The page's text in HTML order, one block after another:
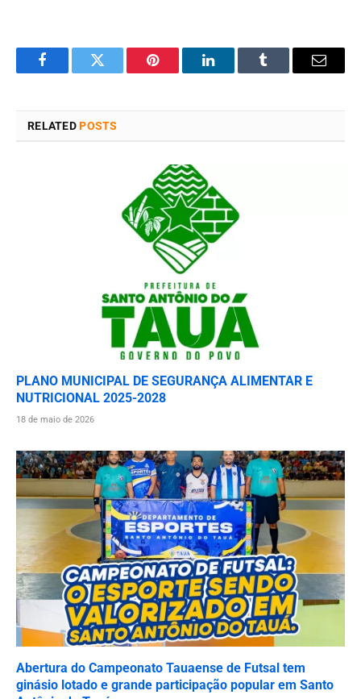
FacebookTwitter Pinterest LinkedInTumblr Email
RELATEDPOSTS
PLANO MUNICIPAL DE SEGURANÇA ALIMENTAR E
NUTRICIONAL 2025-2028
18 de maio de 2026
Abertura do Campeonato Tauaense de Futsal tem
ginásio lotado e grande participação popular em Santo